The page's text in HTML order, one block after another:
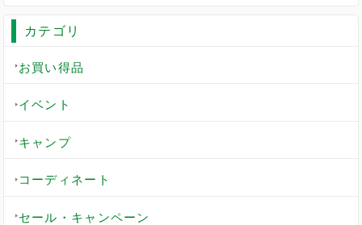
カテゴリ
お買い得品
イベント
キャンプ
コーディネート
セール・キャンペーン